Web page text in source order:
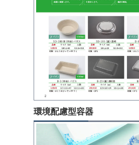
環境配慮型容器